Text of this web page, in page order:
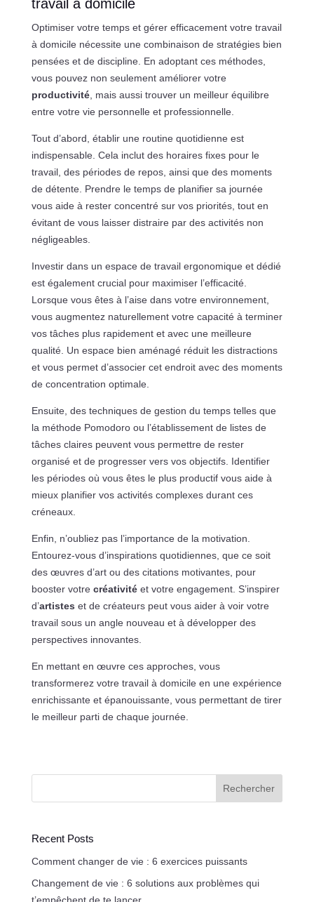
travail à domicile
Optimiser votre temps et gérer efficacement votre travail
à domicile nécessite une combinaison de stratégies bien
pensées et de discipline. En adoptant ces méthodes,
vous pouvez non seulement améliorer votre
productivité, mais aussi trouver un meilleur équilibre
entre votre vie personnelle et professionnelle.
Tout d’abord, établir une routine quotidienne est
indispensable. Cela inclut des horaires fixes pour le
travail, des périodes de repos, ainsi que des moments
de détente. Prendre le temps de planifier sa journée
vous aide à rester concentré sur vos priorités, tout en
évitant de vous laisser distraire par des activités non
négligeables.
Investir dans un espace de travail ergonomique et dédié
est également crucial pour maximiser l’efficacité.
Lorsque vous êtes à l’aise dans votre environnement,
vous augmentez naturellement votre capacité à terminer
vos tâches plus rapidement et avec une meilleure
qualité. Un espace bien aménagé réduit les distractions
et vous permet d’associer cet endroit avec des moments
de concentration optimale.
Ensuite, des techniques de gestion du temps telles que
la méthode Pomodoro ou l’établissement de listes de
tâches claires peuvent vous permettre de rester
organisé et de progresser vers vos objectifs. Identifier
les périodes où vous êtes le plus productif vous aide à
mieux planifier vos activités complexes durant ces
créneaux.
Enfin, n’oubliez pas l’importance de la motivation.
Entourez-vous d’inspirations quotidiennes, que ce soit
des œuvres d’art ou des citations motivantes, pour
booster votre créativitéet votre engagement. S’inspirer
d’artistes et de créateurs peut vous aider à voir votre
travail sous un angle nouveau et à développer des
perspectives innovantes.
En mettant en œuvre ces approches, vous
transformerez votre travail à domicile en une expérience
enrichissante et épanouissante, vous permettant de tirer
le meilleur parti de chaque journée.
Rechercher
Recent Posts
Comment changer de vie : 6 exercices puissants
Changement de vie : 6 solutions aux problèmes qui